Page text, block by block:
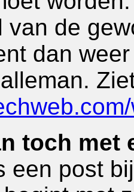
van de
dan
toch met
een post